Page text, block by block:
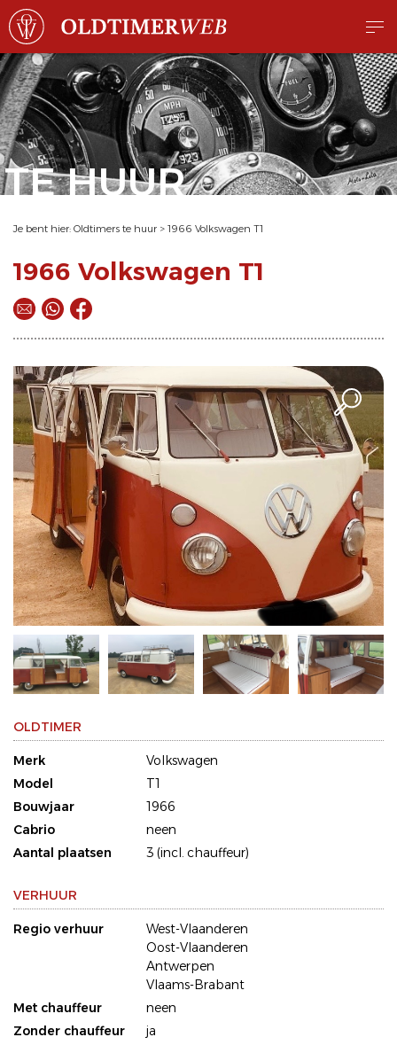
TE HUUR
Je bent hier: Oldtimers te huur > 1966 Volkswagen T1
1966 Volkswagen T1
OLDTIMER
Merk
Volkswagen
Model
T1
Bouwjaar
1966
Cabrio
neen
Aantal plaatsen
3 (incl. chauffeur)
VERHUUR
Regio verhuur
West-Vlaanderen
Oost-Vlaanderen
Antwerpen
Vlaams-Brabant
Met chauffeur
neen
Zonder chauffeur
ja